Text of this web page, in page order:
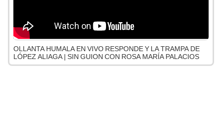
OLLANTA HUMALA EN VIVO RESPONDE Y LA TRAMPA DE
LÓPEZ ALIAGA | SIN GUION CON ROSA MARÍA PALACIOS